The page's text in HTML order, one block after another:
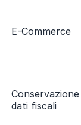
E-Commerce
Conservazione
dati fiscali